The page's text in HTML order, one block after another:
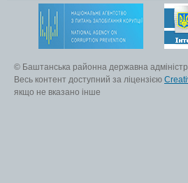
© Баштанська районна державна
Весь контент доступний за ліцензією
якщо не вказано інше